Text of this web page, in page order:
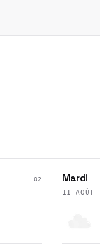
02 Mardi
11 AOÛT